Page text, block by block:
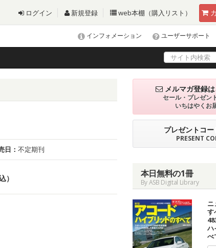
ログイン 新規登録 web本棚（購入リスト）
インフォメーション ユーザーサポート
日：不定期刊
）
メルマガ登録
セール・プレゼン
いちはやくお
プレゼントコー
PRESENT
本日無料の1冊
By ASB Digital Library
ニ
す
ハ
べ